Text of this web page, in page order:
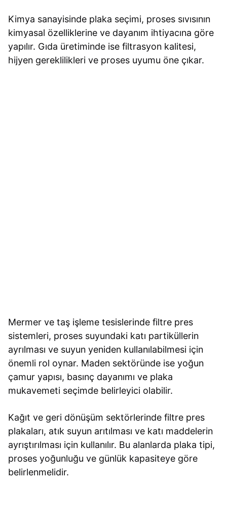
Kimya sanayisinde plaka seçimi, proses sıvısının
kimyasal özelliklerine ve dayanım ihtiyacına göre
yapılır. Gıda üretiminde ise filtrasyon kalitesi,
hijyen gereklilikleri ve proses uyumu öne çıkar.
Mermer ve taş işleme tesislerinde filtre pres
sistemleri, proses suyundaki katı partiküllerin
ayrılması ve suyun yeniden kullanılabilmesi için
önemli rol oynar. Maden sektöründe ise yoğun
çamur yapısı, basınç dayanımı ve plaka
mukavemeti seçimde belirleyici olabilir.
Kağıt ve geri dönüşüm sektörlerinde filtre pres
plakaları, atık suyun arıtılması ve katı maddelerin
ayrıştırılması için kullanılır. Bu alanlarda plaka tipi,
proses yoğunluğu ve günlük kapasiteye göre
belirlenmelidir.